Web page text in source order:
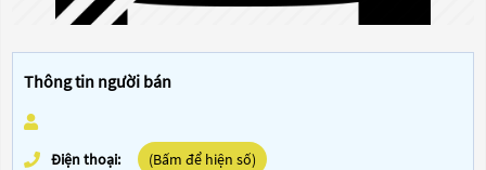
Thông tin người bán
Điện thoại: (Bấm để hiện số)